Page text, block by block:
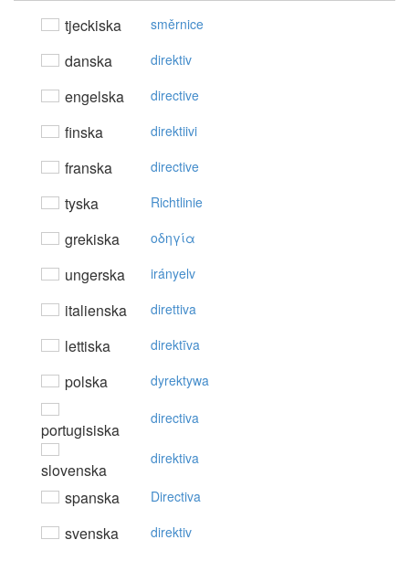
tjeckiska směrnice
danska direktiv
engelska directive
finska direktiivi
franska directive
tyska Richtlinie
grekiska oδηγία
ungerska irányelv
italienska direttiva
lettiska direktīva
polska dyrektywa
portugisiska
directiva
slovenska
direktiva
spanska Directiva
svenska direktiv